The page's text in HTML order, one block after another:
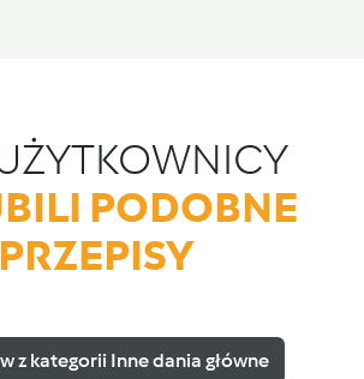
PODOBNE
PRZEPISY
z kategorii Inne dania główne